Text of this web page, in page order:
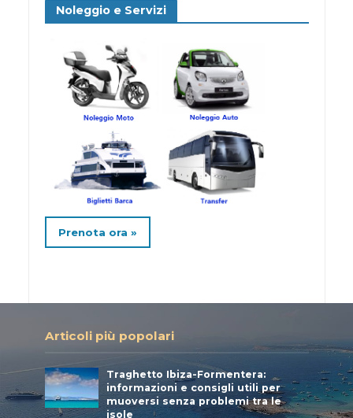
Noleggio e Servizi
Prenota ora »
Articoli più popolari
Traghetto Ibiza-Formentera:
informazioni e consigli utili per
muoversi senza problemi tra le
isole